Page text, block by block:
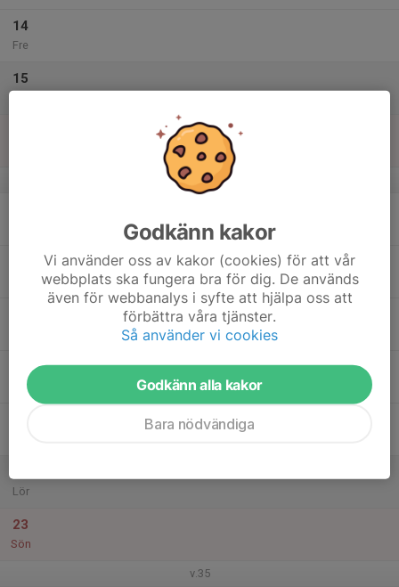
14
Fre
15
v.34
Tor
Lör
23
Sön
v.35
Godkänn kakor
Vi använder oss av kakor (cookies) för att vår
webbplats ska fungera bra för dig. De används
även för webbanalys i syfte att hjälpa oss att
förbättra våra tjänster.
Så använder vi cookies
Godkänn alla kakor
Bara nödvändiga